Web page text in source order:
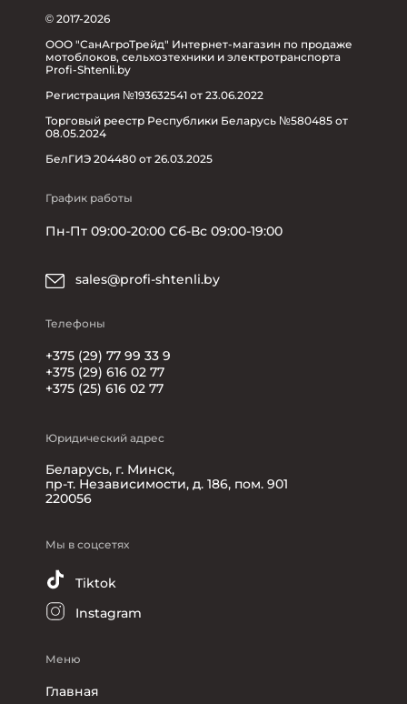
© 2017-2026
ООО "СанАгроТрейд" Интернет-магазин по продаже
мотоблоков, сельхозтехники и электротранспорта
Profi-Shtenli.by
Регистрация №193632541 от 23.06.2022
Торговый реестр Республики Беларусь №580485 от
08.05.2024
БелГИЭ 204480 от 26.03.2025
График работы
Пн-Пт 09:00-20:00 Сб-Вс 09:00-19:00
sales@profi-shtenli.by
Телефоны
+375 (29) 77 99 33 9
+375 (29) 616 02 77
+375 (25) 616 02 77
Юридический адрес
Беларусь, г. Минск,
пр-т. Независимости, д. 186, пом. 901
220056
Мы в соцсетях
Tiktok
Instagram
Меню
Главная